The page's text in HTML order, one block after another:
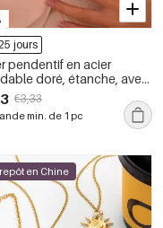
jours
pendentif en acier
doré, étanche, avec
en forme de fleur
€3,33
min. de 1 pc
en Chine